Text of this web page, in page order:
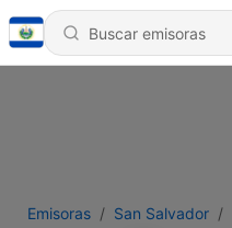
Emisoras San Salvador